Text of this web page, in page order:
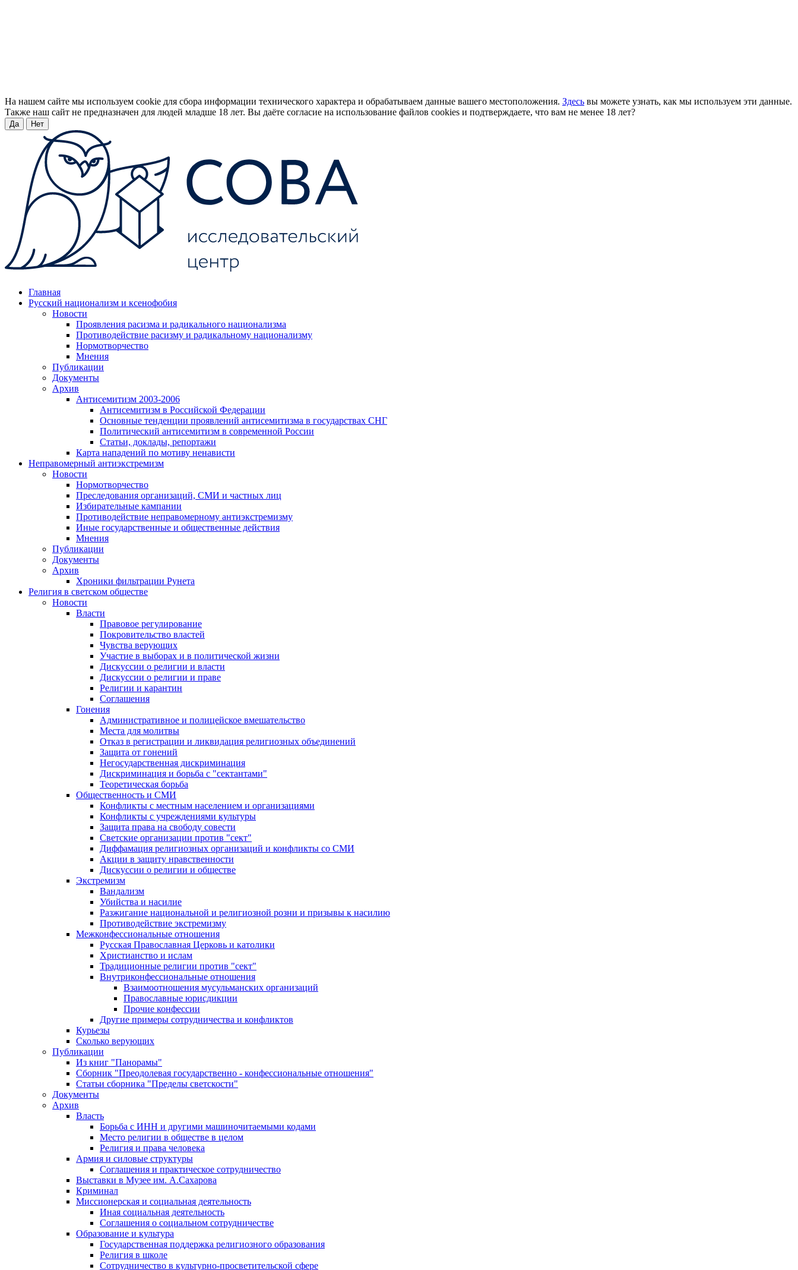
На нашем сайте мы используем cookie для сбора информации технического характера и обрабатываем данные вашего местоположения. Здесь вы можете узнать, как мы используем эти данные.
Также наш сайт не предназначен для людей младше 18 лет. Вы даёте согласие на использование файлов cookies и подтверждаете, что вам не менее 18 лет?
Да Нет
Главная
Русский национализм и ксенофобия
Новости
Проявления расизма и радикального национализма
Противодействие расизму и радикальному национализму
Нормотворчество
Мнения
Публикации
Документы
Архив
Антисемитизм 2003-2006
Антисемитизм в Российской Федерации
Основные тенденции проявлений антисемитизма в государствах СНГ
Политический антисемитизм в современной России
Статьи, доклады, репортажи
Карта нападений по мотиву ненависти
Неправомерный антиэкстремизм
Новости
Нормотворчество
Преследования организаций, СМИ и частных лиц
Избирательные кампании
Противодействие неправомерному антиэкстремизму
Иные государственные и общественные действия
Мнения
Публикации
Документы
Архив
Хроники фильтрации Рунета
Религия в светском обществе
Новости
Власти
Правовое регулирование
Покровительство властей
Чувства верующих
Участие в выборах и в политической жизни
Дискуссии о религии и власти
Дискуссии о религии и праве
Религии и карантин
Соглашения
Гонения
Административное и полицейское вмешательство
Места для молитвы
Отказ в регистрации и ликвидация религиозных объединений
Защита от гонений
Негосударственная дискриминация
Дискриминация и борьба с "сектантами"
Теоретическая борьба
Общественность и СМИ
Конфликты с местным населением и организациями
Конфликты с учреждениями культуры
Защита права на свободу совести
Светские организации против "сект"
Диффамация религиозных организаций и конфликты со СМИ
Акции в защиту нравственности
Дискуссии о религии и обществе
Экстремизм
Вандализм
Убийства и насилие
Разжигание национальной и религиозной розни и призывы к насилию
Противодействие экстремизму
Межконфессиональные отношения
Русская Православная Церковь и католики
Христианство и ислам
Традиционные религии против "сект"
Внутриконфессиональные отношения
Взаимоотношения мусульманских организаций
Православные юрисдикции
Прочие конфессии
Другие примеры сотрудничества и конфликтов
Курьезы
Сколько верующих
Публикации
Из книг "Панорамы"
Сборник "Преодолевая государственно - конфессиональные отношения"
Статьи сборника "Пределы светскости"
Документы
Архив
Власть
Борьба с ИНН и другими машиночитаемыми кодами
Место религии в обществе в целом
Религия и права человека
Армия и силовые структуры
Соглашения и практическое сотрудничество
Выставки в Музее им. А.Сахарова
Криминал
Миссионерская и социальная деятельность
Иная социальная деятельность
Соглашения о социальном сотрудничестве
Образование и культура
Государственная поддержка религиозного образования
Религия в школе
Сотрудничество в культурно-просветительской сфере